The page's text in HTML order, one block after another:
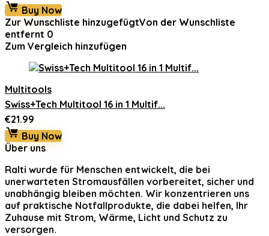
Buy Now
Zur Wunschliste hinzugefügtVon der Wunschliste
entfernt 0
Zum Vergleich hinzufügen
Multitools
Swiss+Tech Multitool 16 in 1 Multif...
€21.99
Buy Now
Über uns
Ralti wurde für Menschen entwickelt, die bei
unerwarteten Stromausfällen vorbereitet, sicher und
unabhängig bleiben möchten. Wir konzentrieren uns
auf praktische Notfallprodukte, die dabei helfen, Ihr
Zuhause mit Strom, Wärme, Licht und Schutz zu
versorgen.